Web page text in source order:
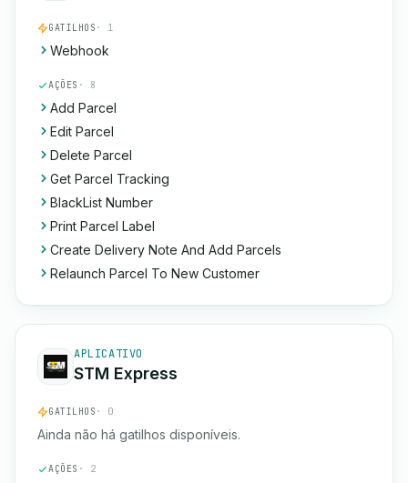
GATILHOS · 1
Webhook
AÇÕES · 8
Add Parcel
Edit Parcel
Delete Parcel
Get Parcel Tracking
BlackList Number
Print Parcel Label
Create Delivery Note And Add Parcels
Relaunch Parcel To New Customer
APLICATIVO
STM Express
GATILHOS · 0
Ainda não há gatilhos disponíveis.
AÇÕES · 2